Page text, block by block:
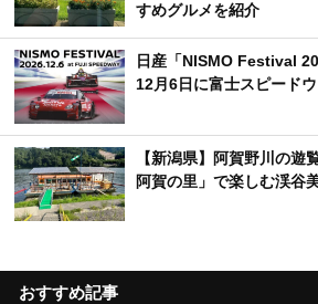
すめグルメを紹介
日産「NISMO Festival
12月6日に富士スピード
【新潟県】阿賀野川の遊
阿賀の里」で楽しむ渓谷
おすすめ記事